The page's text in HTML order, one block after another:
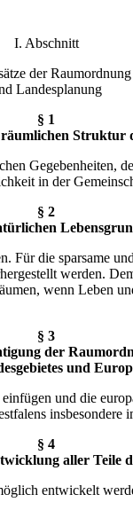
I. Abschnitt
der Raumordnung
Landesplanung
§ 1
Struktur
Gegebenheiten,
in der
§ 2
die sparsame
werden.
wenn Leben
§ 3
der
und
und die
insbesondere
§ 4
aller Teile
entwickelt